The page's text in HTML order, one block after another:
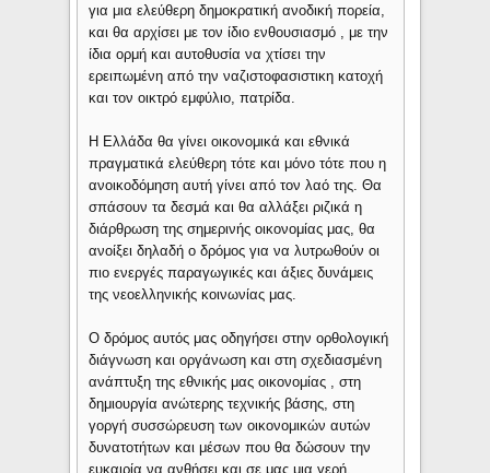
για μια ελεύθερη δημοκρατική ανοδική πορεία,
και θα αρχίσει με τον ίδιο ενθουσιασμό , με την
ίδια ορμή και αυτοθυσία να χτίσει την
ερειπωμένη από την ναζιστοφασιστικη κατοχή
και τον οικτρό εμφύλιο, πατρίδα.
Η Ελλάδα θα γίνει οικονομικά και εθνικά
πραγματικά ελεύθερη τότε και μόνο τότε που η
ανοικοδόμηση αυτή γίνει από τον λαό της. Θα
σπάσουν τα δεσμά και θα αλλάξει ριζικά η
διάρθρωση της σημερινής οικονομίας μας, θα
ανοίξει δηλαδή ο δρόμος για να λυτρωθούν οι
πιο ενεργές παραγωγικές και άξιες δυνάμεις
της νεοελληνικής κοινωνίας μας.
Ο δρόμος αυτός μας οδηγήσει στην ορθολογική
διάγνωση και οργάνωση και στη σχεδιασμένη
ανάπτυξη της εθνικής μας οικονομίας , στη
δημιουργία ανώτερης τεχνικής βάσης, στη
γοργή συσσώρευση των οικονομικών αυτών
δυνατοτήτων και μέσων που θα δώσουν την
ευκαιρία να ανθήσει και σε μας μια γερή,